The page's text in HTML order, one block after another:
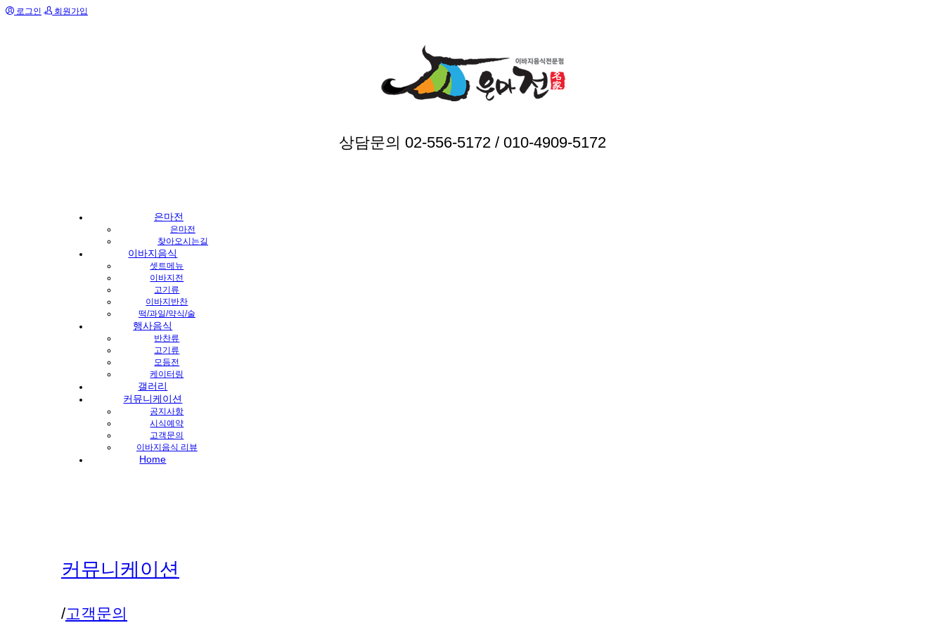
로그인 회원가입
상담문의 02-556-5172 / 010-4909-5172
은마전
은마전
찾아오시는길
이바지음식
셋트메뉴
이바지전
고기류
이바지반찬
떡/과일/약식/술
행사음식
반찬류
고기류
모듬전
케이터링
갤러리
커뮤니케이션
공지사항
시식예약
고객문의
이바지음식 리뷰
Home
커뮤니케이션
/고객문의